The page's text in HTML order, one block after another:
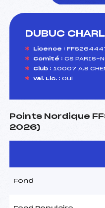
DUBUC
Licence :
Comité : CS PARIS-
Club : 10007 A.S
Val. Lic. : Oui
Points Nordique
2026)
Fond